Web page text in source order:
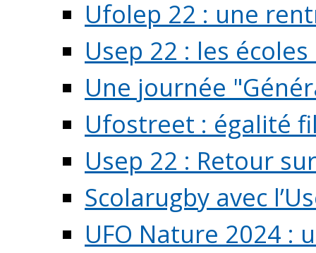
Ufolep 22 : une
Usep 22 : les
Une journée
Ufostreet : égalité
Usep 22 : Retour
Scolarugby avec
UFO Nature 2024 :